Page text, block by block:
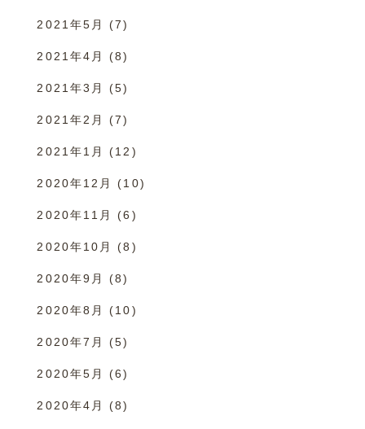
2021年5月 (7)
2021年4月 (8)
2021年3月 (5)
2021年2月 (7)
2021年1月 (12)
2020年12月 (10)
2020年11月 (6)
2020年10月 (8)
2020年9月 (8)
2020年8月 (10)
2020年7月 (5)
2020年5月 (6)
2020年4月 (8)